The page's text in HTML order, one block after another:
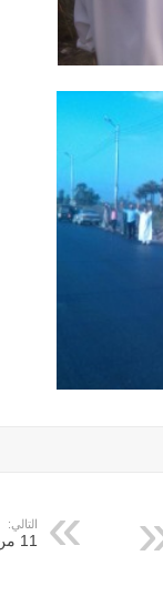
التالي:
11 من رمضان .. الحرية